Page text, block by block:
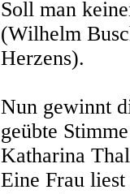
Soll man
(Wilhelm
Herzens).
Nun gewinnt
geübte
Katharina
Eine Frau